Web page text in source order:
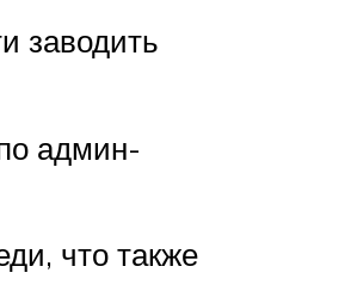
заводить
админ-
что также